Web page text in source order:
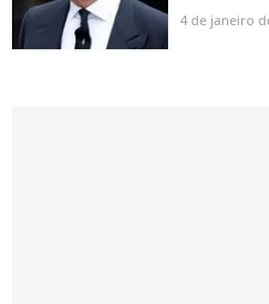
4 de janeiro